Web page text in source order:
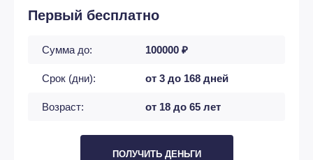
Первый бесплатно
Сумма до: 100000 ₽
Срок (дни): от 3 до 168 дней
Возраст: от 18 до 65 лет
ПОЛУЧИТЬ ДЕНЬГИ